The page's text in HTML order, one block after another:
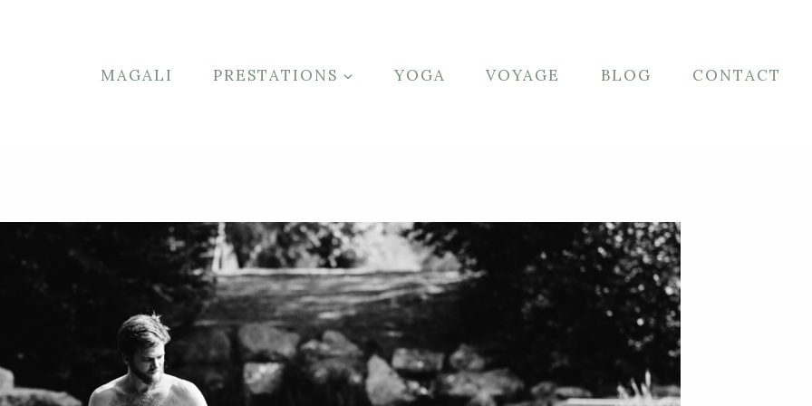
MAGALI PRESTATIONS YOGA VOYAGE BLOG CONTACT